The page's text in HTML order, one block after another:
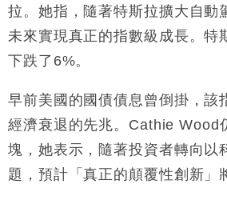
市場落地
14:50
地產｜大酒店中期轉賺2300
東京半島
12:30
財經｜香港7月PMI回落至51
手
11:40
財經｜黑石傳再籌逾360億美
Google晶片
拉。她指，隨著特斯拉擴大自動
未來實現真正的指數級成長。特
下跌了6%。
早前美國的國債債息曾倒掛，該
經濟衰退的先兆。Cathie Wood
塊，她表示，隨著投資者轉向以
題，預計「真正的顛覆性創新」